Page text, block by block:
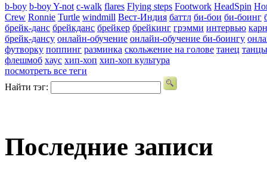
b-boy b-boy Y-not c-walk flares Flying steps Footwork HeadSpin
Crew Ronnie Turtle windmill Вест-Индия баттл би-бои би-боинг
брейк-данс брейкданс брейкер брейкинг грэмми интервью
брейк-дансу онлайн-обучение онлайн-обучение би-боингу
футворку поппинг разминка скольжение на голове танец танцы
флешмоб хаус хип-хоп хип-хоп культура
посмотреть все теги
Найти тэг:
Последние записи